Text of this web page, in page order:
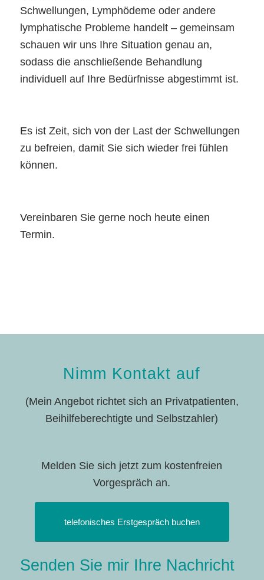
Schwellungen, Lymphödeme oder andere
lymphatische Probleme handelt – gemeinsam
schauen wir uns Ihre Situation genau an,
sodass die anschließende Behandlung
individuell auf Ihre Bedürfnisse abgestimmt ist.
Es ist Zeit, sich von der Last der Schwellungen
zu befreien, damit Sie sich wieder frei fühlen
können.
Vereinbaren Sie gerne noch heute einen
Termin.
Nimm Kontakt auf
(Mein Angebot richtet sich an Privatpatienten,
Beihilfeberechtigte und Selbstzahler)
Melden Sie sich jetzt zum kostenfreien
Vorgespräch an.
telefonisches Erstgespräch buchen
Senden Sie mir Ihre Nachricht